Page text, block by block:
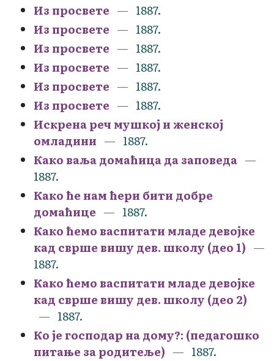
Из просвете
1887.
Из просвете
1887.
Из просвете
1887.
Из просвете
1887.
Из просвете
1887.
Из просвете
1887.
Искрена реч мушкој и женској
омладини
1887.
Како ваља домаћица да заповеда
1887.
Како ће нам ћери бити добре
домаћице
1887.
Како ћемо васпитати младе девојке
кад сврше вишу дев. школу (део 1)
1887.
Како ћемо васпитати младе девојке
кад сврше вишу дев. школу (део 2)
1887.
Ко је господар на дому?: (педагошко
питање за родитеље)
1887.